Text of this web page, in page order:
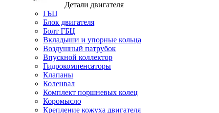
Детали двигателя
ГБЦ
Блок двигателя
Болт ГБЦ
Вкладыши и упорные кольца
Воздушный патрубок
Впускной коллектор
Гидрокомпенсаторы
Клапаны
Коленвал
Комплект поршневых колец
Коромысло
Крепление кожуха двигателя